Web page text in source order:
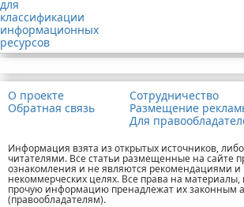
О проекте
Обратная связь
Сотрудничество
Размещение
Для
Информация взята из открытых источников,
читателями. Все статьи размещенные на сайте
ознакомления и не являются рекомендациями и
некоммерческих целях. Все права на
прочую информацию пренадлежат их законным
(правообладателям).